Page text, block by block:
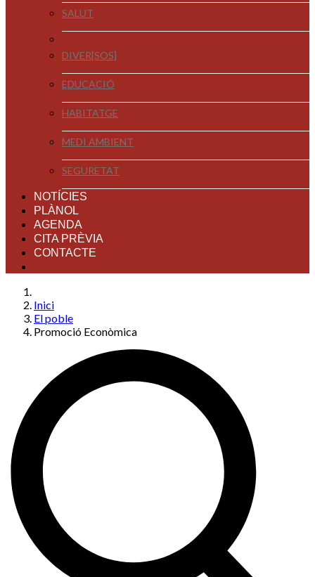
SALUT
DIVER[SOS]
EDUCACIÓ
HABITATGE
MEDI AMBIENT
SEGURETAT
NOTÍCIES
PLÀNOL
AGENDA
CITA PRÈVIA
CONTACTE
Inici
El poble
Promoció Econòmica